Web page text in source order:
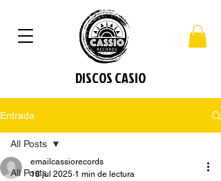
DISCOS CASIO
Entrada
All Posts
All Posts
emailcassiorecords
18 jul 2025 1 min de lectura